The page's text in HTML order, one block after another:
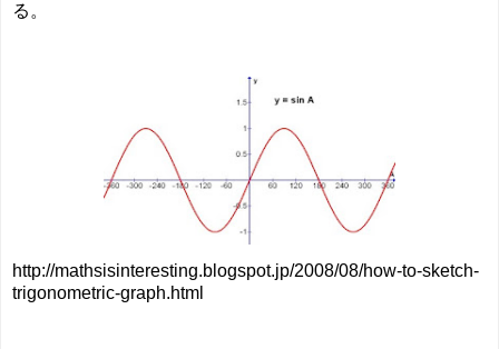
る。
http://mathsisinteresting.blogspot.jp/2008/08/how-to-sketch-
trigonometric-graph.html